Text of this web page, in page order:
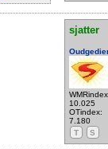
sjatter
10.025
OTindex:
7.180
T
S